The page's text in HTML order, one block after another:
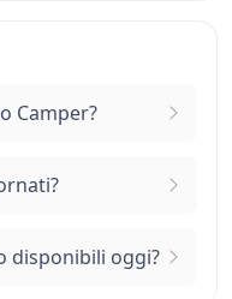
Camper?
disponibili oggi?